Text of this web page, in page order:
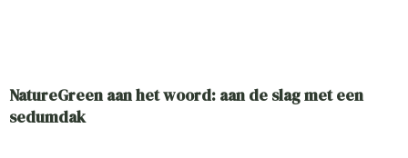
NatureGreen aan het woord: aan de slag met een
sedumdak